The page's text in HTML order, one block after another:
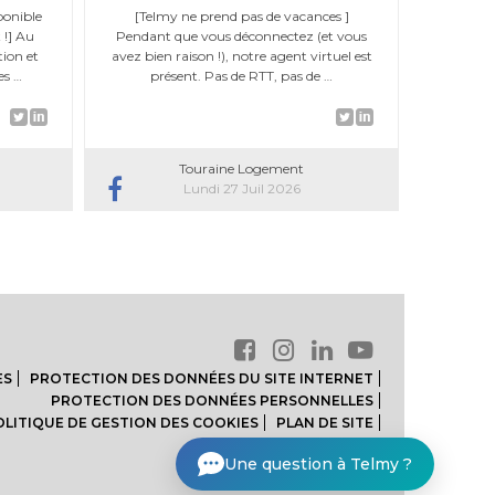
!] Au
et
…
[Telmy ne prend pas de vacances ]
Pendant que vous déconnectez (et vous
avez bien raison !), notre agent virtuel est
présent. Pas de RTT, pas de …
Touraine Logement
Lundi 27 Juil 2026
Aller
au
contenu
PROTECTION DES DONNÉES DU SITE INTERNET
PROTECTION DES DONNÉES PERSONNELLES
DE GESTION DES COOKIES
PLAN DE SITE
Paramètre des cookies